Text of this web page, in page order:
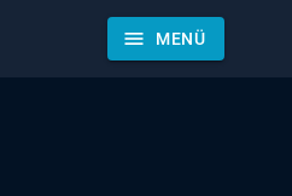
menu MENÜ